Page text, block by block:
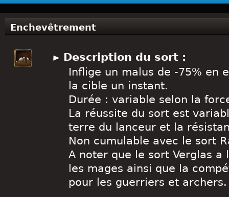
Enchevêtrement
Description du sort :
Inflige un malus de -75% en
la cible un instant.
Durée : variable selon la
La réussite du sort est
terre du lanceur et la
Non cumulable avec le sort
A noter que le sort Verglas a
les mages ainsi que la
pour les guerriers et archers.